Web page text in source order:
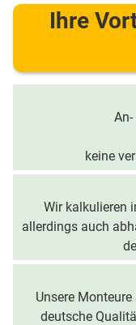
Ihre
keine
Wir kalkulieren
allerdings auch
Unsere
deutsche